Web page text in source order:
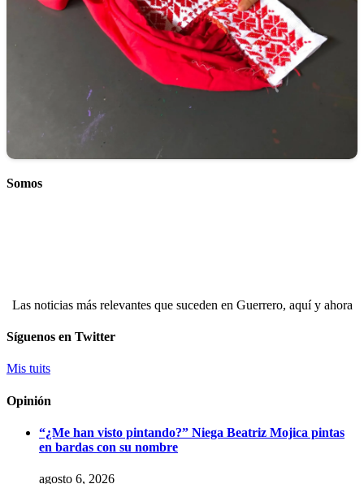
Somos
Las noticias más relevantes que suceden en Guerrero, aquí y ahora
Síguenos en Twitter
Mis tuits
Opinión
“¿Me han visto pintando?” Niega Beatriz Mojica pintas
en bardas con su nombre
agosto 6, 2026